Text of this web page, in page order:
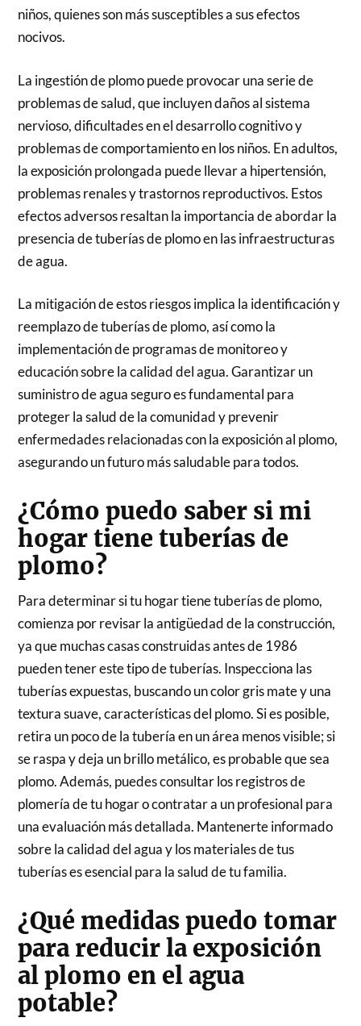
niños, quienes son más susceptibles a sus efectos
nocivos.
La ingestión de plomo puede provocar una serie de
problemas de salud, que incluyen daños al sistema
nervioso, dificultades en el desarrollo cognitivo y
problemas de comportamiento en los niños. En adultos,
la exposición prolongada puede llevar a hipertensión,
problemas renales y trastornos reproductivos. Estos
efectos adversos resaltan la importancia de abordar la
presencia de tuberías de plomo en las infraestructuras
de agua.
La mitigación de estos riesgos implica la identificación y
reemplazo de tuberías de plomo, así como la
implementación de programas de monitoreo y
educación sobre la calidad del agua. Garantizar un
suministro de agua seguro es fundamental para
proteger la salud de la comunidad y prevenir
enfermedades relacionadas con la exposición al plomo,
asegurando un futuro más saludable para todos.
¿Cómo puedo saber si mi
hogar tiene tuberías de
plomo?
Para determinar si tu hogar tiene tuberías de plomo,
comienza por revisar la antigüedad de la construcción,
ya que muchas casas construidas antes de 1986
pueden tener este tipo de tuberías. Inspecciona las
tuberías expuestas, buscando un color gris mate y una
textura suave, características del plomo. Si es posible,
retira un poco de la tubería en un área menos visible; si
se raspa y deja un brillo metálico, es probable que sea
plomo. Además, puedes consultar los registros de
plomería de tu hogar o contratar a un profesional para
una evaluación más detallada. Mantenerte informado
sobre la calidad del agua y los materiales de tus
tuberías es esencial para la salud de tu familia.
¿Qué medidas puedo tomar
para reducir la exposición
al plomo en el agua
potable?